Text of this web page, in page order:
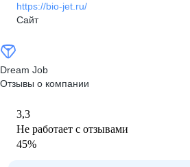
https://bio-jet.ru/
Сайт
Dream Job
Отзывы о компании
3,3
Не работает с отзывами
45%